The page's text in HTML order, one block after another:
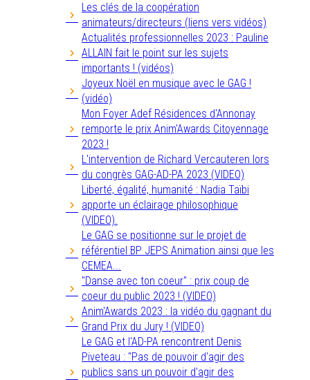
Les clés de la coopération
animateurs/directeurs (liens vers vidéos)
Actualités professionnelles 2023 : Pauline
ALLAIN fait le point sur les sujets
importants ! (vidéos)
Joyeux Noël en musique avec le GAG !
(vidéo)
Mon Foyer Adef Résidences d'Annonay
remporte le prix Anim'Awards Citoyennage
2023 !
L'intervention de Richard Vercauteren lors
du congrès GAG-AD-PA 2023 (VIDEO)
Liberté, égalité, humanité : Nadia Taïbi
apporte un éclairage philosophique
(VIDEO).
Le GAG se positionne sur le projet de
référentiel BP JEPS Animation ainsi que les
CEMEA...
"Danse avec ton coeur" : prix coup de
coeur du public 2023 ! (VIDEO)
Anim'Awards 2023 : la vidéo du gagnant du
Grand Prix du Jury ! (VIDEO)
Le GAG et l'AD-PA rencontrent Denis
Piveteau : "Pas de pouvoir d'agir des
publics sans un pouvoir d'agir des